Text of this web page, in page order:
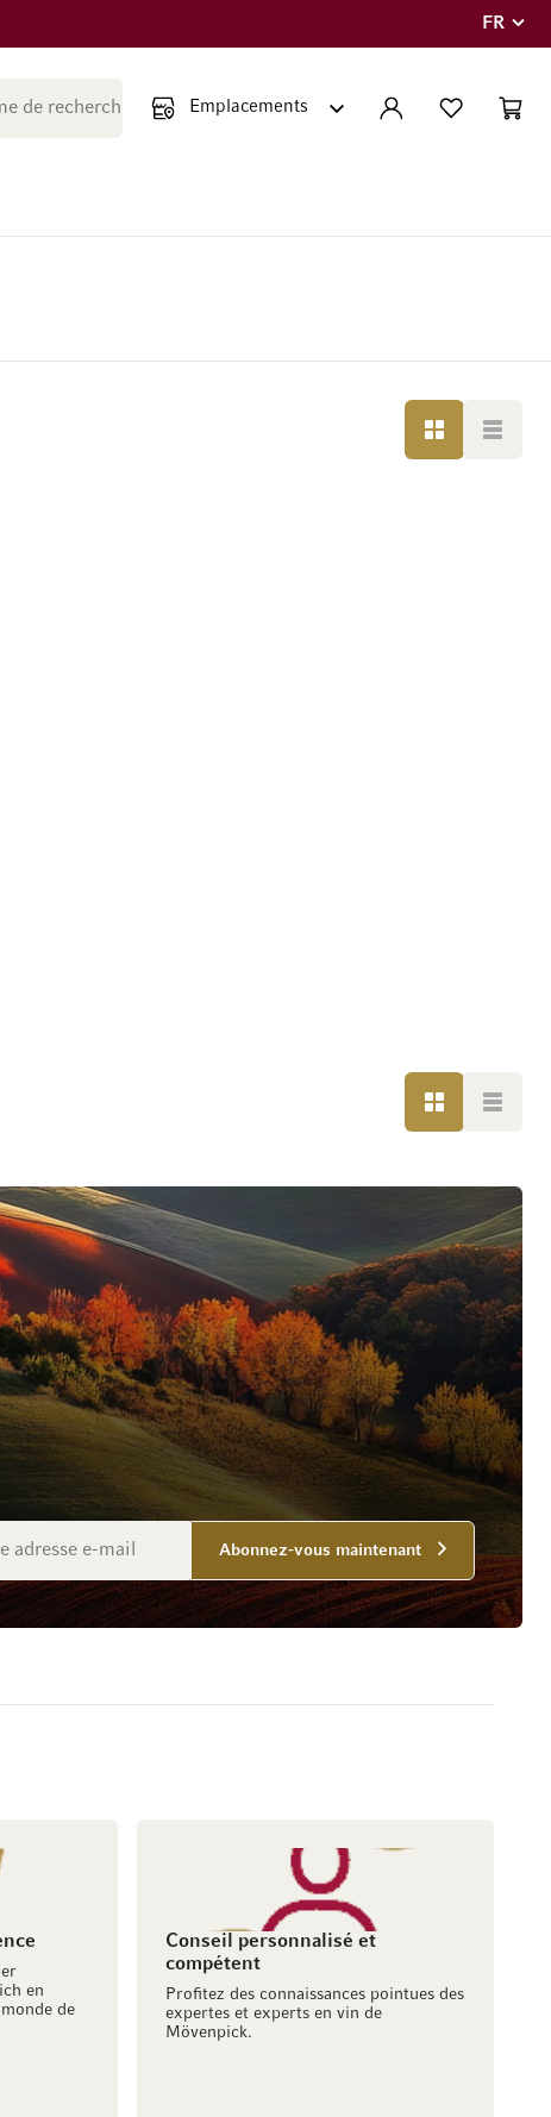
Langue
FR
COMPTE LISTE
PANIER
GRILLE LISTE
GRILLE LISTE
Abonnez-vous maintenant
en
de
Conseil personnalisé et
compétent
Profitez des connaissances pointues des
expertes et experts en vin de
Mövenpick.